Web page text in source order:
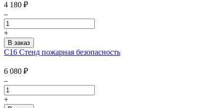
4 180 ₽
–
+
С16 Стенд пожарная безопасность
6 080 ₽
–
+